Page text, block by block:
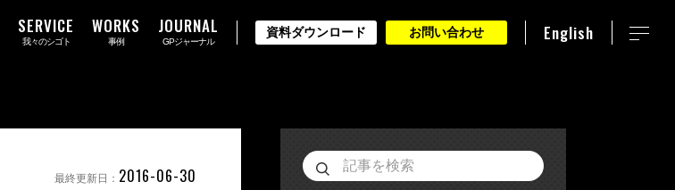
SERVICE
我々のシゴト
WORKS
事例
JOURNAL
GPジャーナル
資料ダウンロード お問い合わせ English
最終更新日： 2016-06-30